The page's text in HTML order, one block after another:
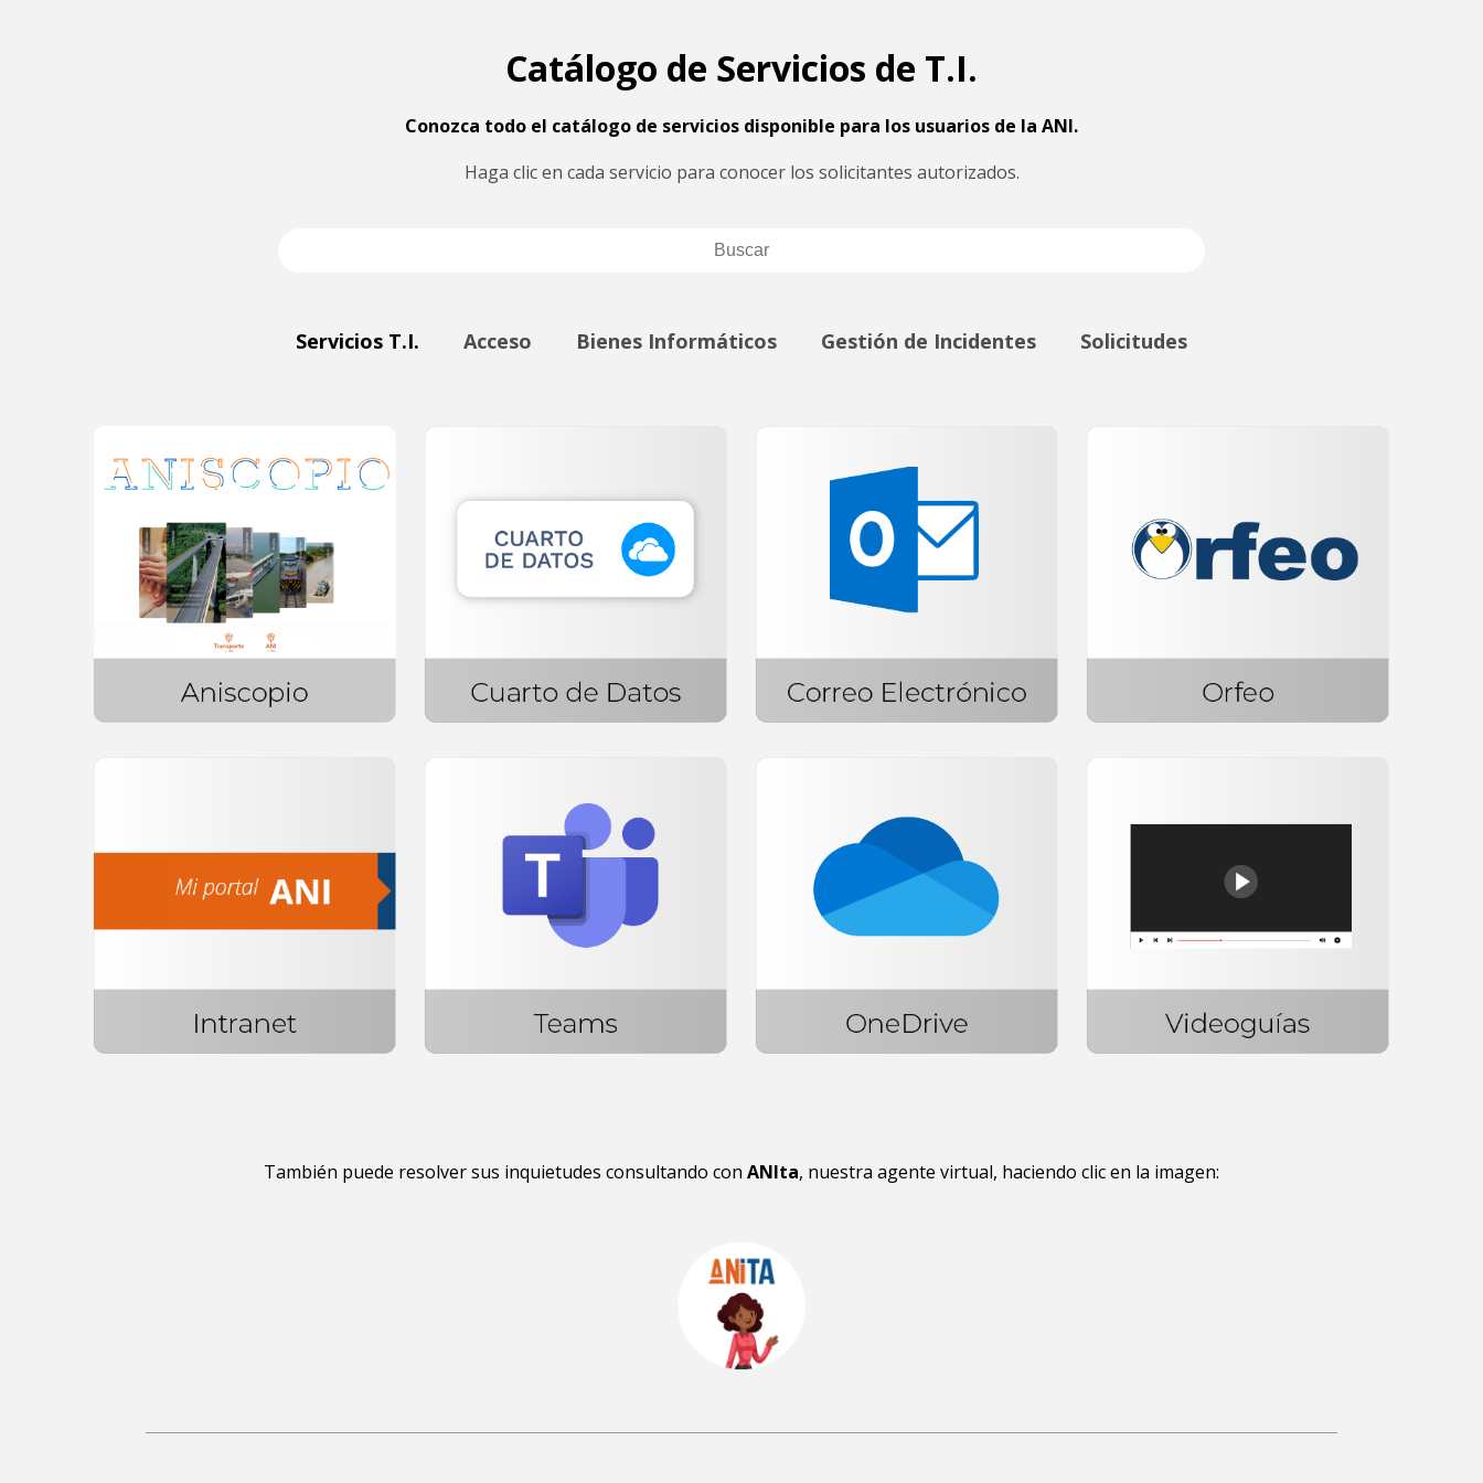
Catálogo de Servicios de T.I.
Conozca todo el catálogo de servicios disponible para los usuarios de la ANI.
Haga clic en cada servicio para conocer los solicitantes autorizados.
Servicios T.I. Acceso Bienes Informáticos Gestión de Incidentes Solicitudes
También puede resolver sus inquietudes consultando con ANIta, nuestra agente virtual, haciendo clic en la imagen: